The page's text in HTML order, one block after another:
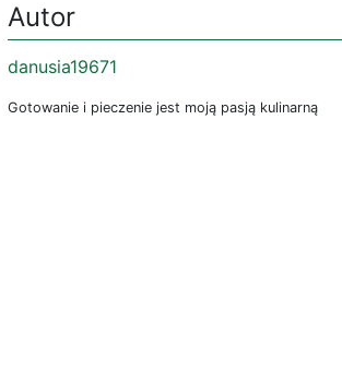
Autor
danusia19671
Gotowanie i pieczenie jest moją pasją kulinarną